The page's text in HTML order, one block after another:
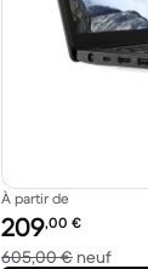
À partir de
Prix reconditionné :
209,00 €
605,00 € neuf